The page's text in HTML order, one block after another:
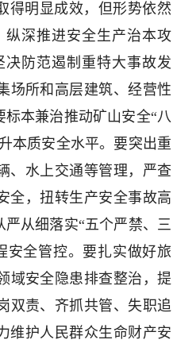
得明显成效，但形势依然
深推进安全生产治本攻
防范遏制重特大事故发
场所和高层建筑、经营性
本兼治推动矿山安全“八
本质安全水平。要突出重
、水上交通等管理，严查
全，扭转生产安全事故高
从细落实“五个严禁、三
安全管控。要扎实做好旅
域安全隐患排查整治，提
双责、齐抓共管、失职追
维护人民群众生命财产安